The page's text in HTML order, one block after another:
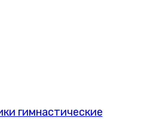
гимнастические